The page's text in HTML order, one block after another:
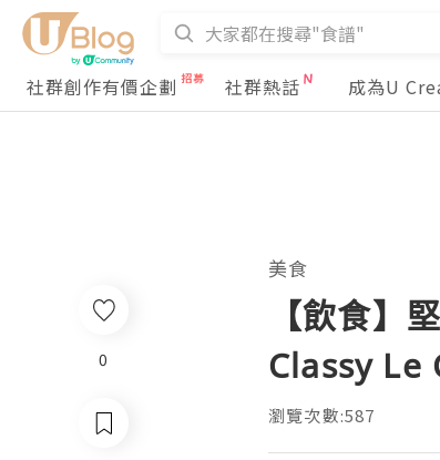
社群創作有價企劃 社群熱話 成為U
0
美食
【飲食】
Classy Le
瀏覽次數:587